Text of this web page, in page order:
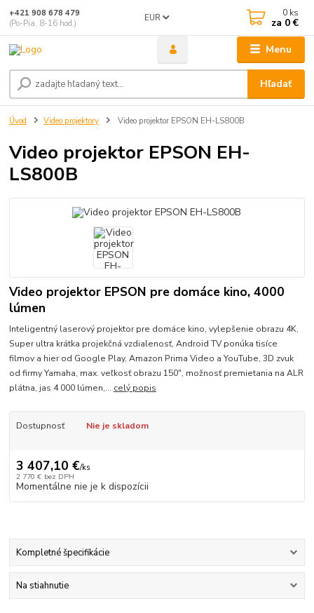
Menu
EUR
Hľadať
+421 908 678 479
(Po-Pia, 8-16 hod.)
0 ks
za 0 €
Úvod Video projektory Video projektor EPSON EH-LS800B
Video projektor EPSON EH-
LS800B
Video projektor EPSON pre domáce kino, 4000
lúmen
Inteligentný laserový projektor pre domáce kino, vylepšenie obrazu 4K,
Super ultra krátka projekčná vzdialenosť, Android TV ponúka tisíce
filmov a hier od Google Play, Amazon Prima Video a YouTube, 3D zvuk
od firmy Yamaha, max. veľkosť obrazu 150", možnosť premietania na ALR
plátna, jas 4 000 lúmen,... celý popis
Dostupnosť Nie je skladom
3 407,10 €/ks
2 770 € bez DPH
Momentálne nie je k dispozícii
Kompletné špecifikácie
Na stiahnutie